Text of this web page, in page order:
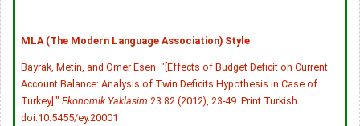
MLA (The Modern Language Association) Style
Bayrak, Metin, and Omer Esen. "[Effects of Budget Deficit on Current
Account Balance: Analysis of Twin Deficits Hypothesis in Case of
Turkey]." Ekonomik Yaklasim 23.82 (2012), 23-49. Print.Turkish.
doi:10.5455/ey.20001